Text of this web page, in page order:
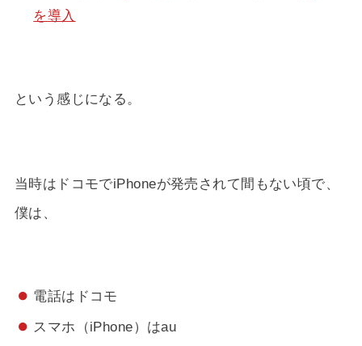
を導入
という感じになる。
当時はドコモでiPhoneが発売されて間もない頃で、
僕は、
電話はドコモ
スマホ（iPhone）はau